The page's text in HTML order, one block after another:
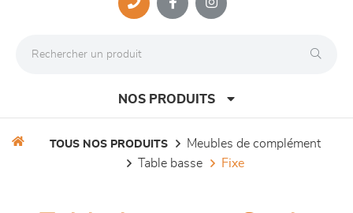
NOS PRODUITS
TOUS NOS PRODUITS
meubles de complément
table basse
fixe